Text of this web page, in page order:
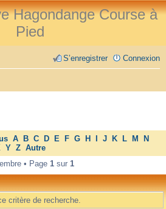
Hagondange Course à
Pied
Connexion
S’enregistrer
A B C D E F G H J K L M
N
Y Z Autre
• Page 1sur 1
critère de recherche.